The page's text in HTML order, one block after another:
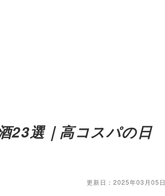
23選｜高コスパの日
更新日：2025年03月05日